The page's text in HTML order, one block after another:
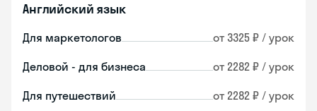
Английский язык
Для маркетологов от 3325 ₽ / урок
Деловой - для бизнеса от 2282 ₽ / урок
Для путешествий от 2282 ₽ / урок